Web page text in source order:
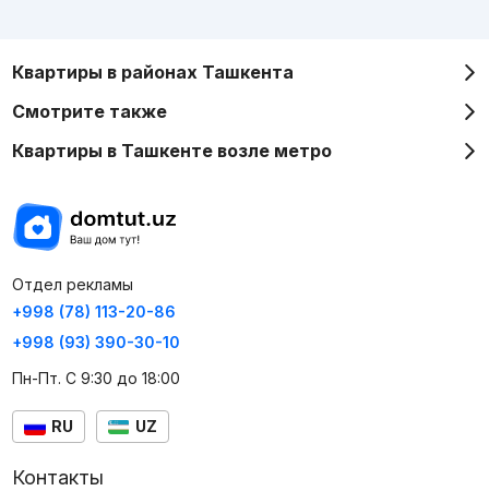
Квартиры в районах Ташкента
Смотрите также
Квартиры в Ташкенте возле метро
Отдел рекламы
+998 (78) 113-20-86
+998 (93) 390-30-10
Пн-Пт. С 9:30 до 18:00
RU UZ
Контакты